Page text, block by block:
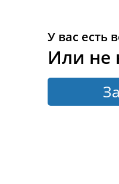
У вас есть
Или не